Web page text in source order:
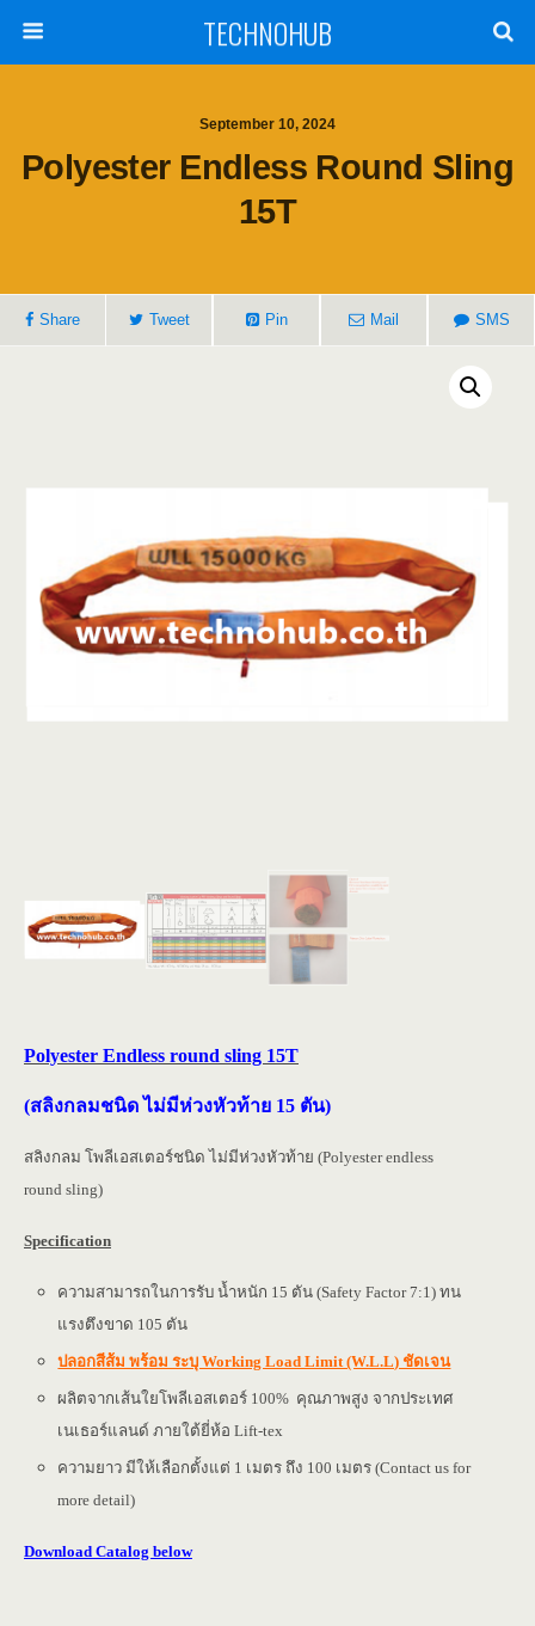
TECHNOHUB
September 10, 2024
Polyester Endless Round Sling
15T
Share Tweet Pin Mail SMS
Polyester Endless round sling 15T
(สลิงกลมชนิด ไม่มีห่วงหัวท้าย 15 ตัน)
สลิงกลม โพลีเอสเตอร์ชนิด ไม่มีห่วงหัวท้าย (Polyester endless
round sling)
Specification
ความสามารถในการรับ น้ำหนัก 15 ตัน (Safety Factor 7:1) ทน
แรงตึงขาด 105 ตัน
ปลอกสีส้ม พร้อม ระบุ Working Load Limit (W.L.L) ชัดเจน
ผลิตจากเส้นใยโพลีเอสเตอร์ 100% คุณภาพสูง จากประเทศ
เนเธอร์แลนด์ ภายใต้ยี่ห้อ Lift-tex
ความยาว มีให้เลือกตั้งแต่ 1 เมตร ถึง 100 เมตร (Contact us for
more detail)
Download Catalog below